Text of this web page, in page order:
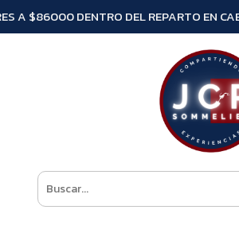
A $86000 DENTRO DEL REPARTO EN